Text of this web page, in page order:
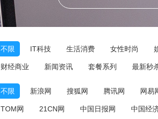
不限 IT科技 生活消费 女性时尚
财经商业 新闻资讯 套餐系列 最新秒
不限 新浪网 搜狐网 腾讯网 网易
TOM网 21CN网 中国日报网 中国经